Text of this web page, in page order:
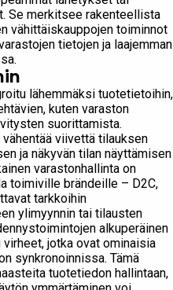
Se merkitsee rakenteellista
vähittäiskauppojen toiminnot
tietojen ja laajemman
lähemmäksi tuotetietoihin,
kuten varaston
suorittamista.
viivettä tilauksen
ja näkyvän tilan näyttämisen
varastonhallinta on
toimiville brändeille – D2C,
tarkkoihin
ylimyynnin tai tilausten
alkuperäinen
jotka ovat ominaisia
synkronoinnissa. Tämä
tuotetiedon hallintaan,